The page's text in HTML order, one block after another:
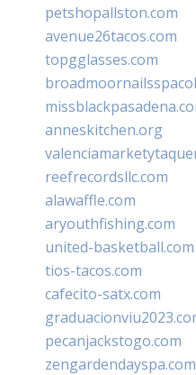
petshopallston.com
avenue26tacos.com
topgglasses.com
anneskitchen.org
reefrecordsllc.com
alawaffle.com
aryouthfishing.com
united-basketball.com
tios-tacos.com
cafecito-satx.com
pecanjackstogo.com
zengardendayspa.com